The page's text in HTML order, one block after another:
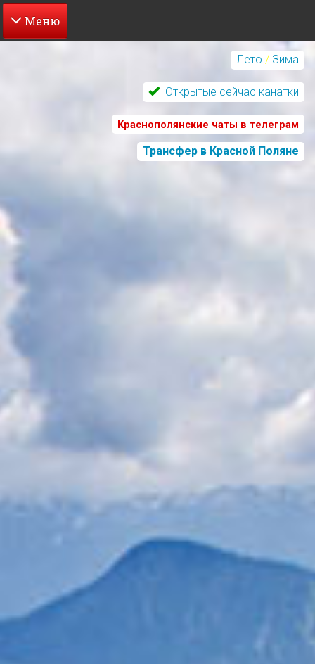
Перейти
Лето / Зима
Открытые сейчас канатки
Краснополянские чаты в телеграм
Трансфер в Красной Поляне